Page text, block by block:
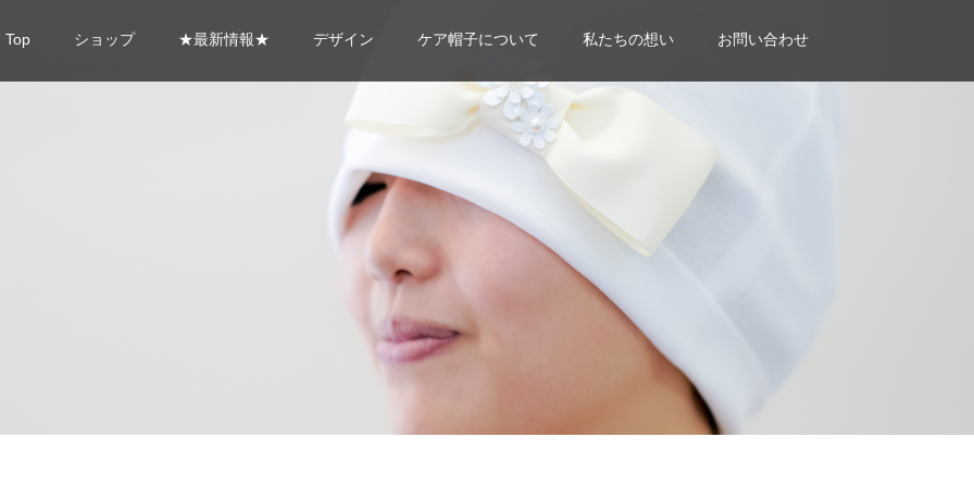
Top ショップ ★最新情報★ デザイン ケア帽子について 私たちの想い お問い合わせ